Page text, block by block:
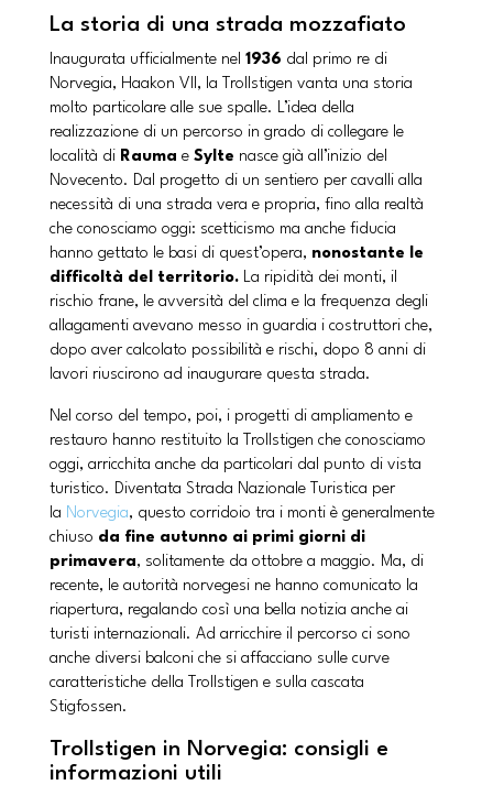
La storia di una strada mozzafiato
Inaugurata ufficialmente nel 1936 dal primo re di
Norvegia, Haakon VII, la Trollstigen vanta una storia
molto particolare alle sue spalle. L’idea della
realizzazione di un percorso in grado di collegare le
località di Rauma e Sylte nasce già all’inizio del
Novecento. Dal progetto di un sentiero per cavalli alla
necessità di una strada vera e propria, fino alla realtà
che conosciamo oggi: scetticismo ma anche fiducia
hanno gettato le basi di quest’opera, nonostante le
difficoltà del territorio.La ripidità dei monti, il
rischio frane, le avversità del clima e la frequenza degli
allagamenti avevano messo in guardia i costruttori che,
dopo aver calcolato possibilità e rischi, dopo 8 anni di
lavori riuscirono ad inaugurare questa strada.
Nel corso del tempo, poi, i progetti di ampliamento e
restauro hanno restituito la Trollstigen che conosciamo
oggi, arricchita anche da particolari dal punto di vista
turistico. Diventata Strada Nazionale Turistica per
la Norvegia, questo corridoio tra i monti è generalmente
chiuso da fine autunno ai primi giorni di
primavera, solitamente da ottobre a maggio. Ma, di
recente, le autorità norvegesi ne hanno comunicato la
riapertura, regalando così una bella notizia anche ai
turisti internazionali. Ad arricchire il percorso ci sono
anche diversi balconi che si affacciano sulle curve
caratteristiche della Trollstigen e sulla cascata
Stigfossen.
Trollstigen in Norvegia: consigli e
informazioni utili